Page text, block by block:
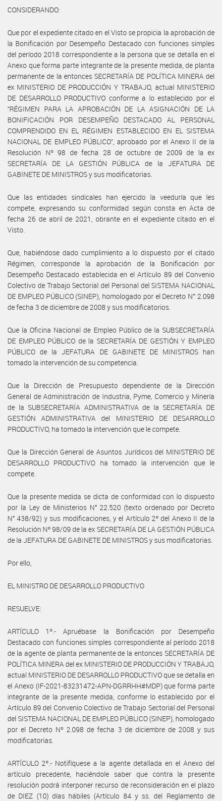
CONSIDERANDO:
Que por el expediente citado en el Visto se propicia la aprobación de
la Bonificación por Desempeño Destacado con funciones simples
del período 2018 correspondiente a la persona que se detalla en el
Anexo que forma parte integrante de la presente medida, de planta
permanente de la entonces SECRETARÍA DE POLÍTICA MINERA del
ex MINISTERIO DE PRODUCCIÓN Y TRABAJO, actual MINISTERIO
DE DESARROLLO PRODUCTIVO conforme a lo establecido por el
“RÉGIMEN PARA LA APROBACIÓN DE LA ASIGNACIÓN DE LA
BONIFICACIÓN POR DESEMPEÑO DESTACADO AL PERSONAL
COMPRENDIDO EN EL RÉGIMEN ESTABLECIDO EN EL SISTEMA
NACIONAL DE EMPLEO PÚBLICO”, aprobado por el Anexo II de la
Resolución Nº 98 de fecha 28 de octubre de 2009 de la ex
SECRETARÍA DE LA GESTIÓN PÚBLICA de la JEFATURA DE
GABINETE DE MINISTROS y sus modificatorias.
Que las entidades sindicales han ejercido la veeduría que les
compete, expresando su conformidad según consta en Acta de
fecha 26 de abril de 2021, obrante en el expediente citado en el
Visto.
Que, habiéndose dado cumplimiento a lo dispuesto por el citado
Régimen, corresponde la aprobación de la Bonificación por
Desempeño Destacado establecida en el Artículo 89 del Convenio
Colectivo de Trabajo Sectorial del Personal del SISTEMA NACIONAL
DE EMPLEO PÚBLICO (SINEP), homologado por el Decreto N° 2.098
de fecha 3 de diciembre de 2008 y sus modificatorios.
Que la Oficina Nacional de Empleo Público de la SUBSECRETARÍA
DE EMPLEO PÚBLICO de la SECRETARÍA DE GESTIÓN Y EMPLEO
PÚBLICO de la JEFATURA DE GABINETE DE MINISTROS han
tomado la intervención de su competencia.
Que la Dirección de Presupuesto dependiente de la Dirección
General de Administración de Industria, Pyme, Comercio y Minería
de la SUBSECRETARÍA ADMINISTRATIVA de la SECRETARÍA DE
GESTIÓN ADMINISTRATIVA del MINISTERIO DE DESARROLLO
PRODUCTIVO, ha tomado la intervención que le compete.
Que la Dirección General de Asuntos Jurídicos del MINISTERIO DE
DESARROLLO PRODUCTIVO ha tomado la intervención que le
compete.
Que la presente medida se dicta de conformidad con lo dispuesto
por la Ley de Ministerios N° 22.520 (texto ordenado por Decreto
N° 438/92) y sus modificaciones, y el Artículo 2º del Anexo II de la
Resolución Nº 98/09 de la ex SECRETARÍA DE LA GESTIÓN PÚBLICA
de la JEFATURA DE GABINETE DE MINISTROS y sus modificatorias.
Por ello,
EL MINISTRO DE DESARROLLO PRODUCTIVO
RESUELVE:
ARTÍCULO 1º.- Apruébase la Bonificación por Desempeño
Destacado con funciones simples correspondiente al período 2018
de la agente de planta permanente de la entonces SECRETARÍA DE
POLÍTICA MINERA del ex MINISTERIO DE PRODUCCIÓN Y TRABAJO,
actual MINISTERIO DE DESARROLLO PRODUCTIVO que se detalla en
el Anexo (IF-2021-83231472-APN-DGRRHH#MDP) que forma parte
integrante de la presente medida, conforme lo establecido por el
Artículo 89 del Convenio Colectivo de Trabajo Sectorial del Personal
del SISTEMA NACIONAL DE EMPLEO PÚBLICO (SINEP), homologado
por el Decreto Nº 2.098 de fecha 3 de diciembre de 2008 y sus
modificatorias.
ARTÍCULO 2º.- Notifíquese a la agente detallada en el Anexo del
artículo precedente, haciéndole saber que contra la presente
resolución podrá interponer recurso de reconsideración en el plazo
de DIEZ (10) días hábiles (Artículo 84 y ss. del Reglamento de